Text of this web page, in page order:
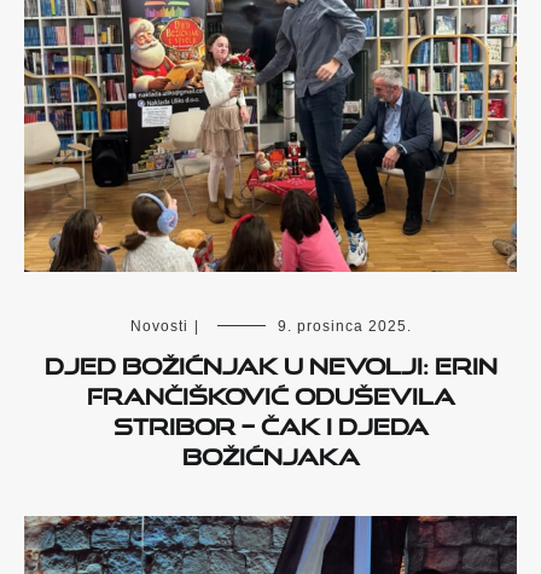
Novosti 9. prosinca 2025.
Djed Božićnjak u nevolji: Erin
Frančišković oduševila
Stribor – čak i Djeda
Božićnjaka